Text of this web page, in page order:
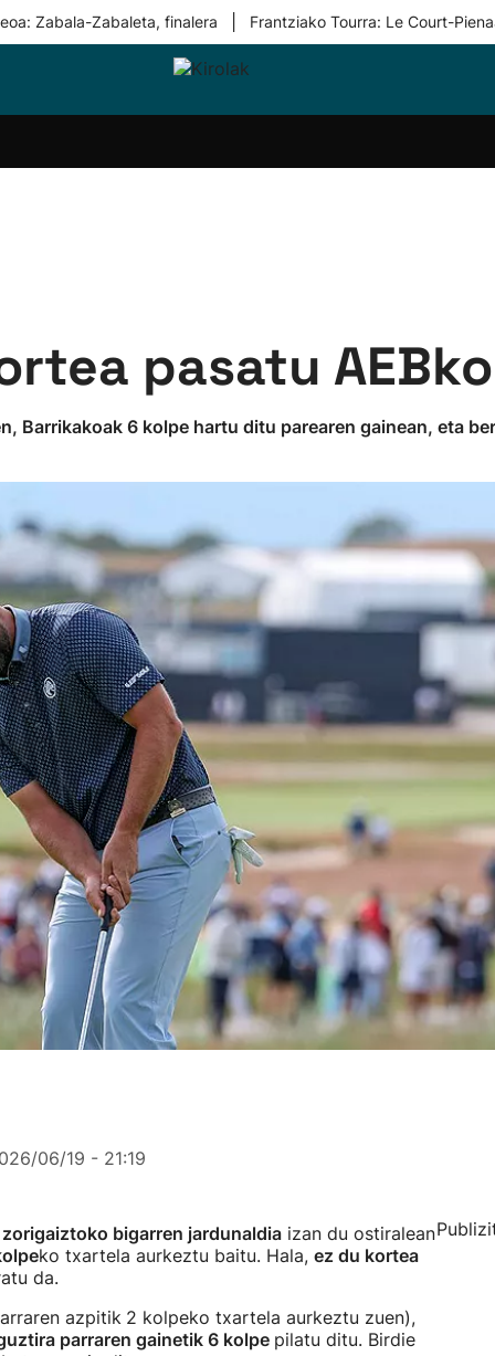
Zabala-Zabaleta, finalera Frantziako Tourra: Le Court-
Taldeak
pasatu
Barrikakoak 6 kolpe hartu ditu parearen gainean, eta
06/19 - 21:19
zorigaiztoko bigarren jardunaldia izan du ostiralean
ko txartela aurkeztu baitu. Hala, ez du kortea
da.
azpitik 2 kolpeko txartela aurkeztu zuen),
parraren gainetik 6 kolpe pilatu ditu. Birdie